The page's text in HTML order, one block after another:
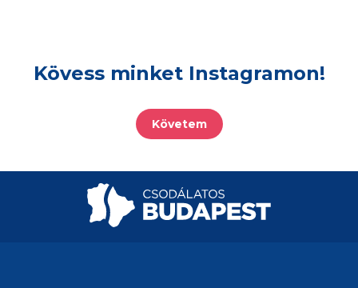
Kövess minket Instagramon!
Követem